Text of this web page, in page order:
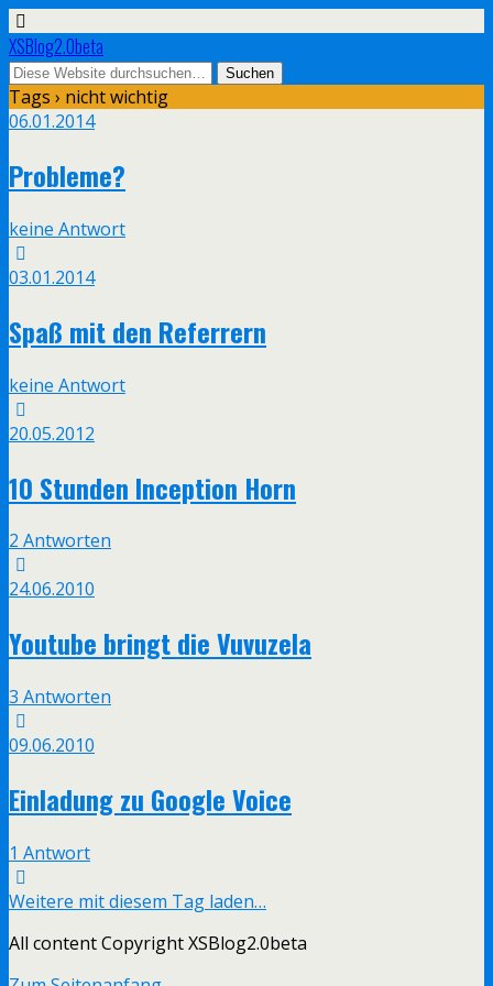
XSBlog2.0beta
Tags › nicht wichtig
06.01.2014
Probleme?
keine Antwort
03.01.2014
Spaß mit den Referrern
keine Antwort
20.05.2012
10 Stunden Inception Horn
2 Antworten
24.06.2010
Youtube bringt die Vuvuzela
3 Antworten
09.06.2010
Einladung zu Google Voice
1 Antwort
Weitere mit diesem Tag laden…
All content Copyright XSBlog2.0beta